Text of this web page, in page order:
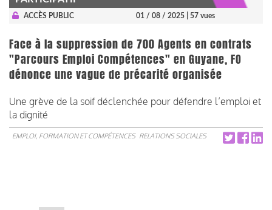
ACCÈS PUBLIC 01 / 08 / 2025 | 57 vues
Face à la suppression de 700 Agents en contrats
"Parcours Emploi Compétences" en Guyane, FO
dénonce une vague de précarité organisée
Une grève de la soif déclenchée pour défendre l’emploi et
la dignité
EMPLOI, FORMATION ET COMPÉTENCES RELATIONS SOCIALES